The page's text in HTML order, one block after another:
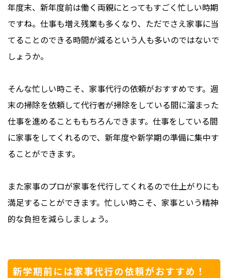
年度末、新年度前は働く両親にとってもすごく忙しい時期
ですね。仕事も増え残業も多くなり、ただでさえ家事に当
てることのできる時間が減るという人も多いのではないで
しょうか。
そんな忙しい時こそ、家事代行の依頼がおすすめです。週
末の掃除を依頼して代行者が掃除をしている間に溜まった
仕事を進めることももちろんできます。仕事をしている間
に家事をしてくれるので、新年度や新学期の準備に集中す
ることができます。
また家事のプロが家事を代行してくれるので仕上がりにも
満足することができます。忙しい時こそ、家事という精神
的な負担を減らしましょう。
新学期前には家事代行の依頼がおすすめ！